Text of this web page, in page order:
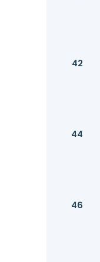
42
44
46